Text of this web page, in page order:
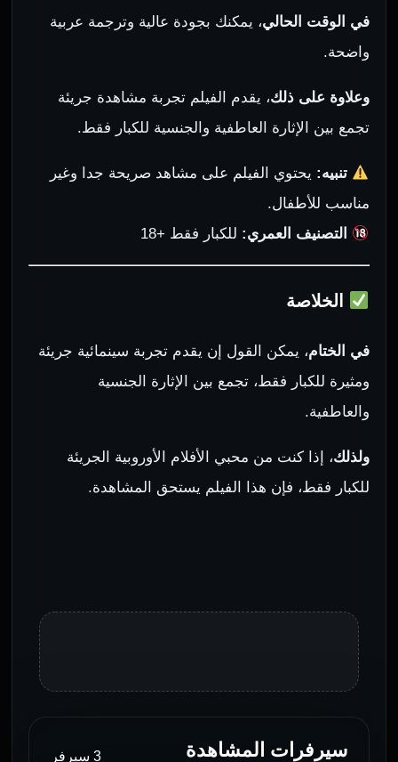
في الوقت الحالي، يمكنك بجودة عالية وترجمة عربية
واضحة.
وعلاوة على ذلك، يقدم الفيلم تجربة مشاهدة جريئة
تجمع بين الإثارة العاطفية والجنسية للكبار فقط.
تنبيه: يحتوي الفيلم على مشاهد صريحة جدا وغير
مناسب للأطفال.
التصنيف العمري: للكبار فقط +18
الخلاصة
في الختام، يمكن القول إن يقدم تجربة سينمائية جريئة
ومثيرة للكبار فقط، تجمع بين الإثارة الجنسية
والعاطفية.
ولذلك، إذا كنت من محبي الأفلام الأوروبية الجريئة
للكبار فقط، فإن هذا الفيلم يستحق المشاهدة.
سيرفرات المشاهدة 3 سيرفر